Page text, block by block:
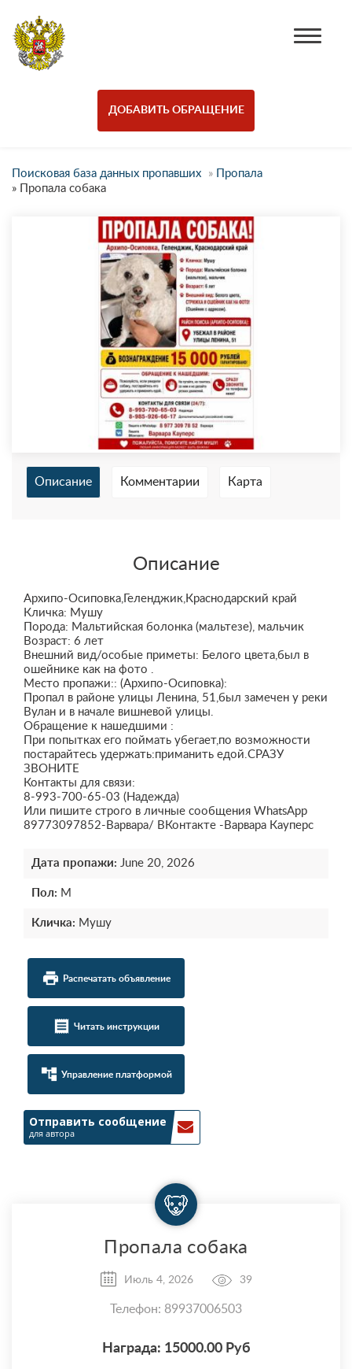
ДОБАВИТЬ ОБРАЩЕНИЕ
Поисковая база данных пропавших »
Пропала
»
Пропала собака
Описание Комментарии Карта
Описание
Архипо-Осиповка,Геленджик,Краснодарский край
Кличка: Мушу
Порода: Мальтийская болонка (мальтезе), мальчик
Возраст: 6 лет
Внешний вид/особые приметы: Белого цвета,был в
ошейнике как на фото .
Место пропажи:: (Архипо-Осиповка):
Пропал в районе улицы Ленина, 51,был замечен у реки
Вулан и в начале вишневой улицы.
Обращение к нашедшими :
При попытках его поймать убегает,по возможности
постарайтесь удержать:приманить едой.СРАЗУ
ЗВОНИТЕ
Контакты для связи:
8-993-700-65-03 (Надежда)
Или пишите строго в личные сообщения WhatsApp
89773097852-Варвара/ ВКонтакте -Варвара Кауперс
Дата пропажи: June 20, 2026
Пол: М
Кличка: Мушу
local_printshop Распечатать объявление
receipt Читать инструкции
account_tree Управление платформой
Отправить сообщение
для автора
Пропала собака
Июль 4, 2026 39
Телефон: 89937006503
Награда: 15000.00 Руб